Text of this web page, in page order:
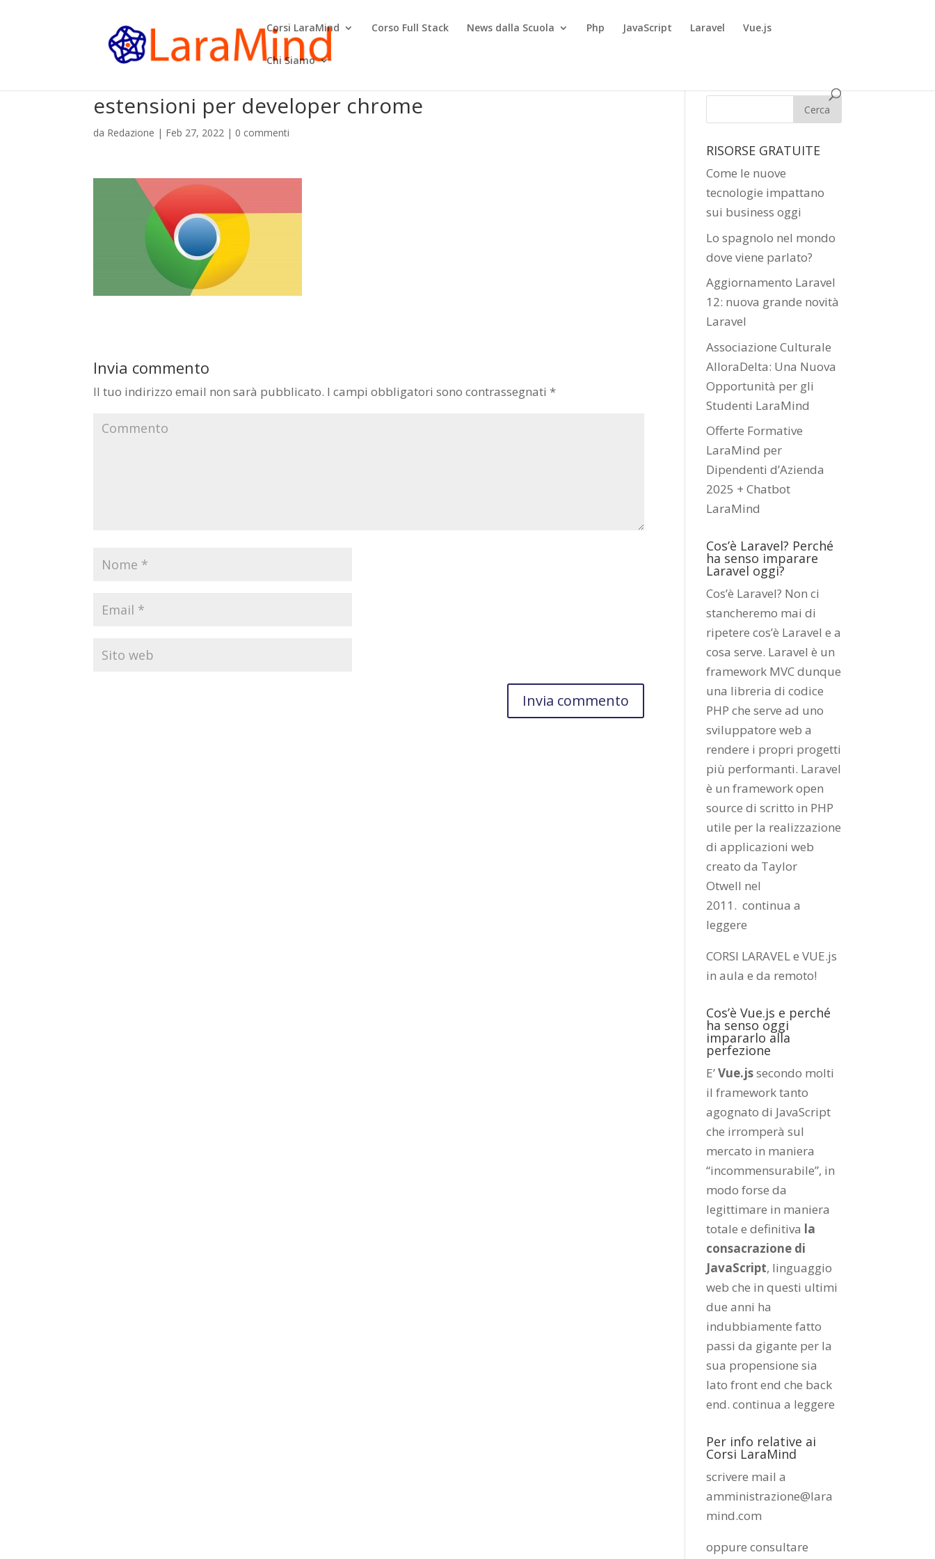
Corsi LaraMind Corso Full Stack News dalla Scuola Php JavaScript Laravel Vue.js
Chi Siamo
estensioni per developer chrome
da Redazione | Feb 27, 2022 | 0 commenti
Invia commento
Il tuo indirizzo email non sarà pubblicato. I campi obbligatori sono contrassegnati *
RISORSE GRATUITE
Come le nuove
tecnologie impattano
sui business oggi
Lo spagnolo nel mondo
dove viene parlato?
Aggiornamento Laravel
12: nuova grande novità
Laravel
Associazione Culturale
AlloraDelta: Una Nuova
Opportunità per gli
Studenti LaraMind
Offerte Formative
LaraMind per
Dipendenti d’Azienda
2025 + Chatbot
LaraMind
Cos’è Laravel? Perché
ha senso imparare
Laravel oggi?
Cos’è Laravel? Non ci
stancheremo mai di
ripetere cos’è Laravel e a
cosa serve. Laravel è un
framework MVC dunque
una libreria di codice
PHP che serve ad uno
sviluppatore web a
rendere i propri progetti
più performanti. Laravel
è un framework open
source di scritto in PHP
utile per la realizzazione
di applicazioni web
creato da Taylor
Otwell nel
2011.continua a
leggere
CORSI LARAVEL e VUE.js
in aula e da remoto!
Cos’è Vue.js e perché
ha senso oggi
impararlo alla
perfezione
E’Vue.jssecondo molti
il framework tanto
agognato di JavaScript
che irromperà sul
mercato in maniera
“incommensurabile”, in
modo forse da
legittimare in maniera
totale e definitiva la
consacrazione di
JavaScript, linguaggio
web che in questi ultimi
due anni ha
indubbiamente fatto
passi da gigante per la
sua propensione sia
lato front end che back
end.continua a leggere
Per info relative ai
Corsi LaraMind
scrivere mail a
amministrazione@lara
mind.com
oppure consultare